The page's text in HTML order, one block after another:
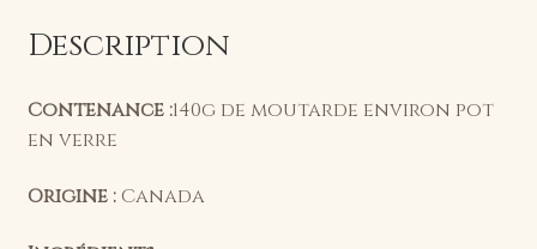
Description
Contenance :140g de moutarde environ pot
en verre
Origine :Canada